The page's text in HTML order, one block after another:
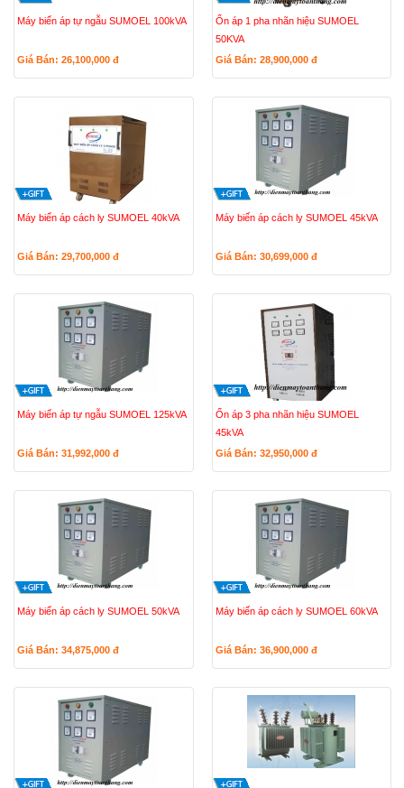
Máy biến áp tự ngẫu SUMOEL 100kVA
Giá Bán: 26,100,000 đ
Ổn áp 1 pha nhãn hiệu SUMOEL
50KVA
Giá Bán: 28,900,000 đ
Máy biến áp cách ly SUMOEL 40kVA
Giá Bán: 29,700,000 đ
Máy biến áp cách ly SUMOEL 45kVA
Giá Bán: 30,699,000 đ
Máy biến áp tự ngẫu SUMOEL 125kVA
Giá Bán: 31,992,000 đ
Ổn áp 3 pha nhãn hiệu SUMOEL
45kVA
Giá Bán: 32,950,000 đ
Máy biến áp cách ly SUMOEL 50kVA
Giá Bán: 34,875,000 đ
Máy biến áp cách ly SUMOEL 60kVA
Giá Bán: 36,900,000 đ